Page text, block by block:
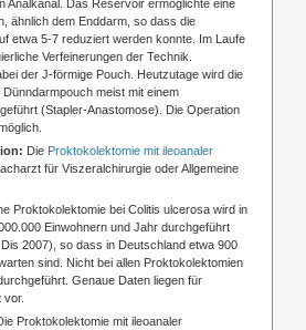
Analkanal. Das Reservoir ermöglichte eine
ähnlich dem Enddarm, so dass die
etwa 5-7 reduziert werden konnte. Im Laufe
Verfeinerungen der Technik.
der J-förmige Pouch. Heutzutage wird die
meist mit einem
(Stapler-Anastomose). Die Operation
Die Proktokolektomie mit ileoanaler
für Viszeralchirurgie oder Allgemeine
Proktokolektomie bei Colitis ulcerosa wird in
Einwohnern und Jahr durchgeführt
2007), so dass in Deutschland etwa 900
sind. Nicht bei allen Proktokolektomien
Genaue Daten liegen für
vor.
Proktokolektomie mit ileoanaler